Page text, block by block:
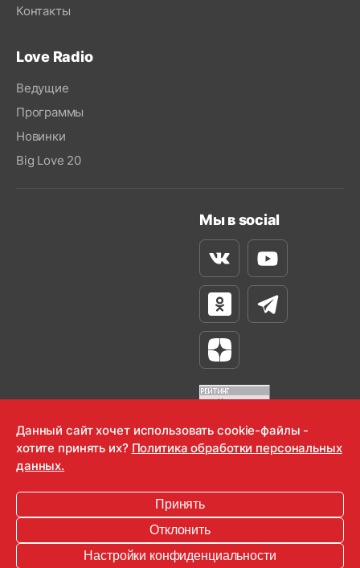
Контакты
Love Radio
Ведущие
Программы
Новинки
Big Love 20
Мы в social
ВконтактеYoutube
Одноклассники
Телеграм
Яндекс Дзен
OOO "Радио-Любовь" 2000-2026
Информация для правообладателей
Данный сайт хочет использовать cookie-файлы -
хотите принять их? Политика обработки персональных
данных.
Принять
Отклонить
Настройки конфиденциальности